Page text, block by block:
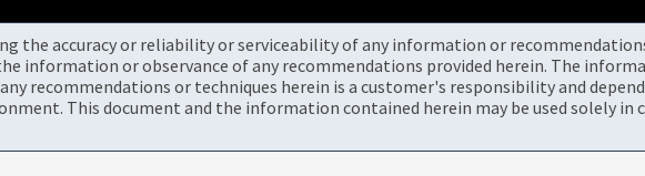
the accuracy or reliability or serviceability of any information or
information or observance of any recommendations provided herein. The
recommendations or techniques herein is a customer's responsibility and
This document and the information contained herein may be used solely in